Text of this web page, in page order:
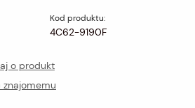
Kod produktu:
4C62-9190F
o produkt
znajomemu